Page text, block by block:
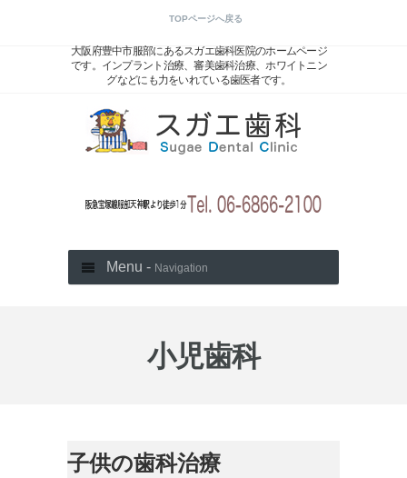
TOPページへ戻る
大阪府豊中市服部にあるスガエ歯科医院のホームページ
です。インプラント治療、審美歯科治療、ホワイトニン
グなどにも力をいれている歯医者です。
Menu - Navigation
小児歯科
子供の歯科治療